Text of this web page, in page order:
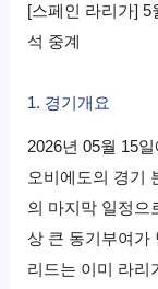
[스페인 라리가]
석 중계
1. 경기개요
2026년 05월 15
오비에도의 경기
의 마지막 일정으
상 큰 동기부여가
리드는 이미 라리